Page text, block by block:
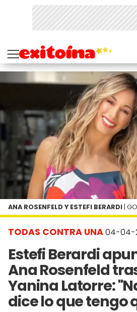
TODAS CONTRA UNA04-04-
Estefi Berardi
Ana Rosenfeld
Yanina Latorre:
dice lo que tengo
ANA ROSENFELD Y ESTEFI BERARDI |